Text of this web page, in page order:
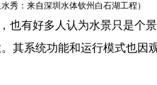
水秀：来自深圳水体钦州白石湖工程）
好多人认为水景只是个
其系统功能和运行模式也